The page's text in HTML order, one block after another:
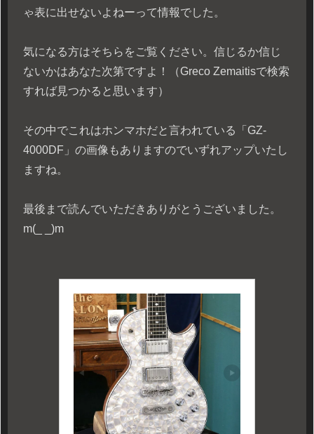
ゃ表に出せないよねーって情報でした。
気になる方はそちらをご覧ください。信じるか信じ
ないかはあなた次第ですよ！（Greco Zemaitisで検索
すれば見つかると思います）
その中でこれはホンマホだと言われている「GZ-
4000DF」の画像もありますのでいずれアップいたし
ますね。
最後まで読んでいただきありがとうございました。
m(_ _)m